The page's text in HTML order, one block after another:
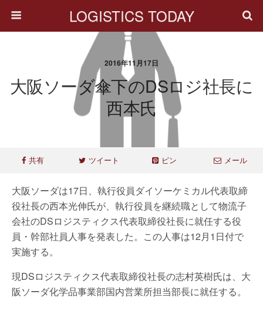
LOGISTICS TODAY
2016年11月17日
大阪ソーダ傘下のDSロジ社長に
西本氏
共有 ツイート ピン メール
大阪ソーダは17日、執行役員ダイソーケミカル代表取締
役社長の西本光伸氏が、執行役員を継続職として物流子
会社のDSロジスティクス代表取締役社長に就任する役
員・幹部社員人事を発表した。この人事は12月1日付で
実施する。
現DSロジスティクス代表取締役社長の志村英樹氏は、大
阪ソーダ化学品事業部国内営業所担当部長に就任する。